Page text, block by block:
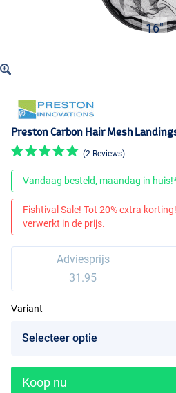
16"
Preston Carbon Hair Mesh
(2 Reviews)
Vandaag besteld, maandag in
Fishtival Sale! Tot 20% extra
verwerkt in de prijs.
Adviesprijs
31.95
Variant
Koop nu